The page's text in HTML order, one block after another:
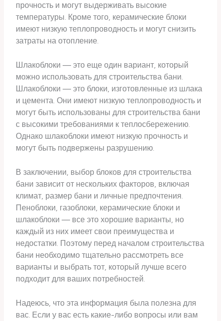
прочность и могут выдерживать высокие
температуры. Кроме того, керамические блоки
имеют низкую теплопроводность и могут снизить
затраты на отопление.
Шлакоблоки — это еще один вариант, который
можно использовать для строительства бани.
Шлакоблоки — это блоки, изготовленные из шлака
и цемента. Они имеют низкую теплопроводность и
могут быть использованы для строительства бани
с высокими требованиями к теплосбережению.
Однако шлакоблоки имеют низкую прочность и
могут быть подвержены разрушению.
В заключении, выбор блоков для строительства
бани зависит от нескольких факторов, включая
климат, размер бани и личные предпочтения.
Пеноблоки, газоблоки, керамические блоки и
шлакоблоки — все это хорошие варианты, но
каждый из них имеет свои преимущества и
недостатки. Поэтому перед началом строительства
бани необходимо тщательно рассмотреть все
варианты и выбрать тот, который лучше всего
подходит для ваших потребностей.
Надеюсь, что эта информация была полезна для
вас. Если у вас есть какие-либо вопросы или вам